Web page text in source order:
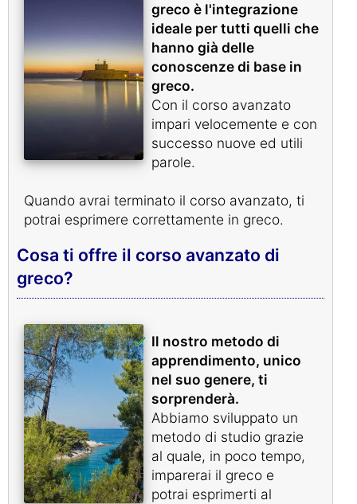
greco è l'integrazione
ideale per tutti quelli che
hanno già delle
conoscenze di base in
greco.
Con il corso avanzato
impari velocemente e con
successo nuove ed utili
parole.
Quando avrai terminato il corso avanzato, ti
potrai esprimere correttamente in greco.
Cosa ti offre il corso avanzato di
greco?
Il nostro metodo di
apprendimento, unico
nel suo genere, ti
sorprenderà.
Abbiamo sviluppato un
metodo di studio grazie
al quale, in poco tempo,
imparerai il greco e
potrai esprimerti al